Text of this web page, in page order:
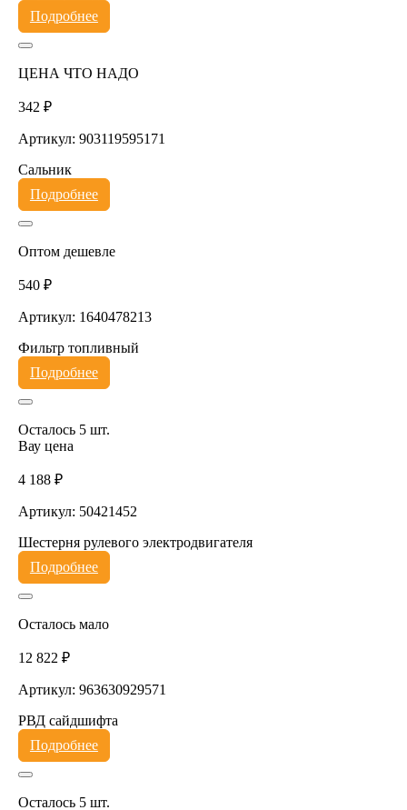
Подробнее
ЦЕНА ЧТО НАДО
342 ₽
Артикул: 903119595171
Сальник
Подробнее
Оптом дешевле
540 ₽
Артикул: 1640478213
Фильтр топливный
Подробнее
Осталось 5 шт.
Вау цена
4 188 ₽
Артикул: 50421452
Шестерня рулевого электродвигателя
Подробнее
Осталось мало
12 822 ₽
Артикул: 963630929571
РВД сайдшифта
Подробнее
Осталось 5 шт.